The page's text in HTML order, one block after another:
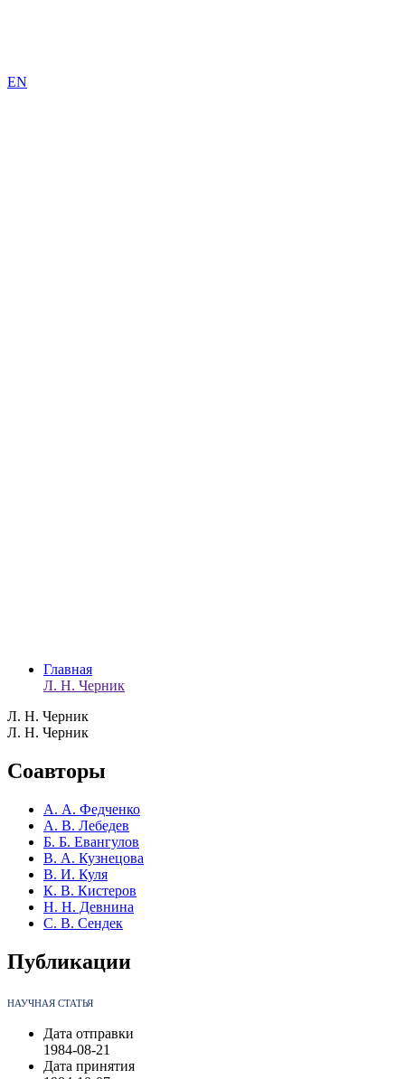
EN
Главная
Л. Н. Черник
Л. Н. Черник
Л. Н. Черник
Соавторы
А. А. Федченко
А. В. Лебедев
Б. Б. Евангулов
В. А. Кузнецова
В. И. Куля
К. В. Кистеров
Н. Н. Девнина
С. В. Сендек
Публикации
НАУЧНАЯ СТАТЬЯ
Дата отправки
1984-08-21
Дата принятия